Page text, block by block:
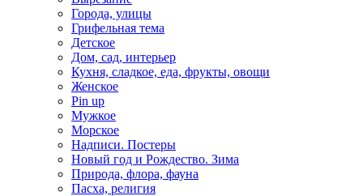
Города, улицы
Грифельная тема
Детское
Дом, сад, интерьер
Кухня, сладкое, еда, фрукты, овощи
Женское
Pin up
Мужкое
Морское
Надписи. Постеры
Новый год и Рождество. Зима
Природа, флора, фауна
Пасха, религия